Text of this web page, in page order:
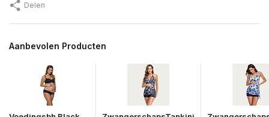
Delen
Aanbevolen Producten